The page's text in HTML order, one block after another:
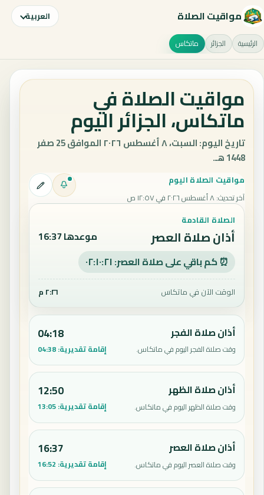
مواقيت الصلاة العربية
الرئيسية الجزائر ماتكاس
مواقيت الصلاة في
ماتكاس، الجزائر اليوم
تاريخ اليوم: السبت، ٨ أغسطس ٢٠٢٦ الموافق 25 صفر
1448 هـ.
مواقيت الصلاة اليوم
آخر تحديث:٨ أغسطس ٢٠٢٦ في ١٢:٥٧ ص
الصلاة القادمة
أذان صلاة العصر موعدها 16:37
⏰ كم باقي على صلاة العصر: ٠٢:١٠:٢٠
الوقت الآن في ماتكاس ٢:٢٦ م
أذان صلاة الفجر
وقت صلاة الفجر اليوم في ماتكاس.
04:18
إقامة تقديرية:04:38
أذان صلاة الظهر
وقت صلاة الظهر اليوم في ماتكاس.
12:50
إقامة تقديرية:13:05
أذان صلاة العصر
وقت صلاة العصر اليوم في ماتكاس.
16:37
إقامة تقديرية: 16:52